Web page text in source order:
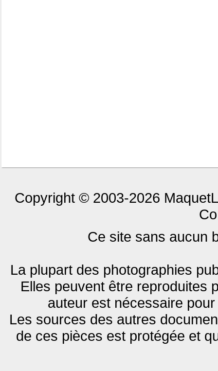
Copyright © 2003-2026
Ce site sans aucun
La plupart des photographies
Elles peuvent être reproduites
auteur est nécessaire
Les sources des autres
de ces pièces est protégée et